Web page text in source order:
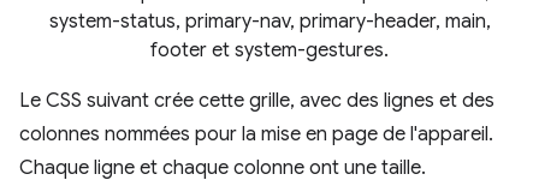
Le CSS suivant crée cette grille, avec des lignes et des
colonnes nommées pour la mise en page de l'appareil.
Chaque ligne et chaque colonne ont une taille.